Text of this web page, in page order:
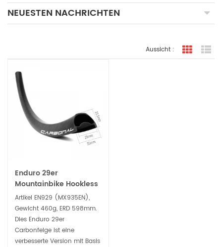
NEUESTEN NACHRICHTEN
Aussicht :
Enduro 29er
Mountainbike Hookless
35mm breite
Carbonfelge Tubeless
Ready
Artikel EN929 (MX935EN), ​​
Gewicht 460g, ERD 598mm.
Dies Enduro 29er
Carbonfelge ist eine
verbesserte Version mit Basis